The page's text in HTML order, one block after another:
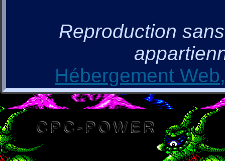
Reproduction
Hébergement